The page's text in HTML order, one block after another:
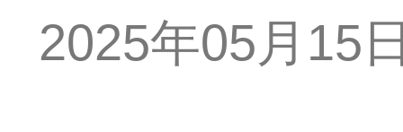
2025年05月15